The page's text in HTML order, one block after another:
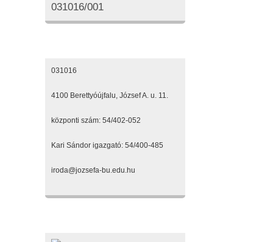
031016/001
031016
4100 Berettyóújfalu, József A. u. 11.
központi szám: 54/402-052
Kari Sándor igazgató: 54/400-485
iroda@jozsefa-bu.edu.hu